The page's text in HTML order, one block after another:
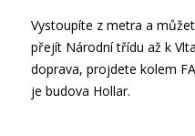
Vystoupíte z metra a
přejít Národní třídu až k
doprava, projdete kolem
je budova Hollar.